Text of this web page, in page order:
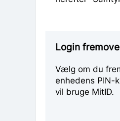
Login
Vælg om du
enhedens PIN-
vil bruge MitID.